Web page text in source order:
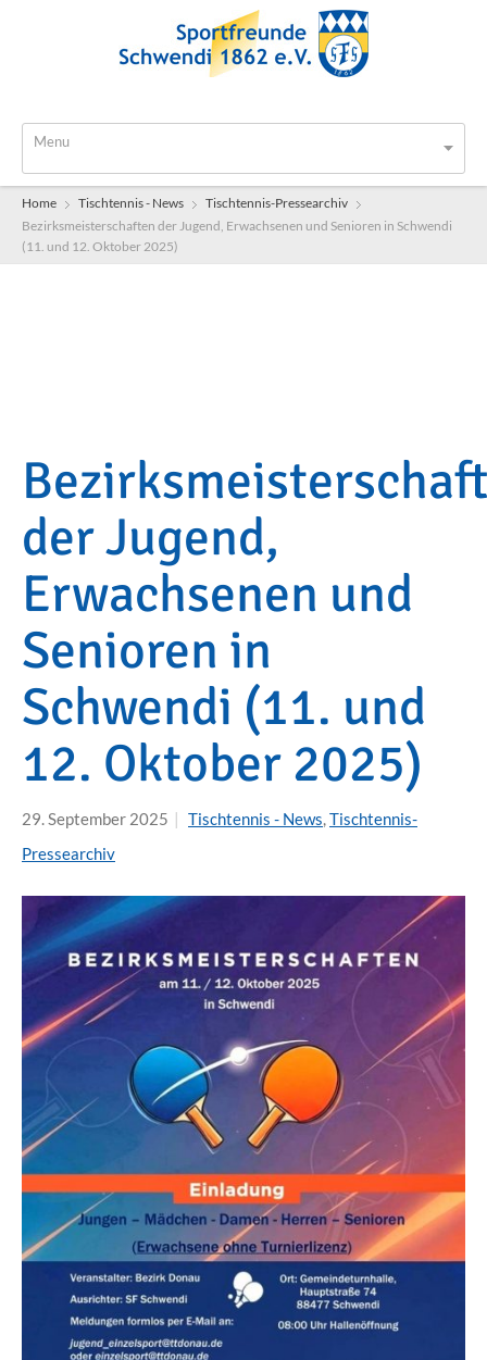
Menu
Home Tischtennis - News Tischtennis-Pressearchiv
Bezirksmeisterschaften der Jugend, Erwachsenen und Senioren in Schwendi
(11. und 12. Oktober 2025)
der Jugend,
Erwachsenen und
Senioren in
Schwendi (11. und
12. Oktober 2025)
29. September 2025 | Tischtennis - News,Tischtennis-
Pressearchiv